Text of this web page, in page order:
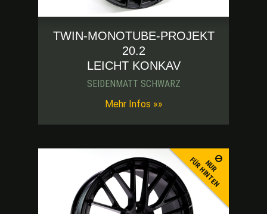
TWIN-MONOTUBE-PROJEKT
20.2
LEICHT KONKAV
SEIDENMATT SCHWARZ
Mehr Infos »»
NUR
FÜR HINTEN